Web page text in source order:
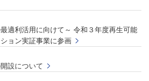
適利活用に向けて～ 令和３年度再生可能
ョン実証事業に参画
設について